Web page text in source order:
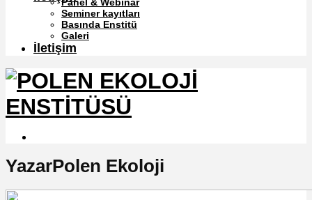
Seminer kayıtları
Basında Enstitü
Galeri
İletişim
YazarPolen Ekoloji